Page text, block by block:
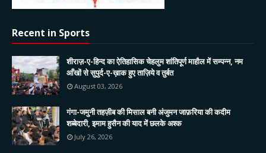
Recent in Sports
शीराज़-ए-हिन्द का ऐतिहासिक चेहलुम शांतिपूर्ण माहौल में सम्पन्न, नम
आँखों से सुपुर्द-ए-ख़ाक हुए ताज़िये व तुर्बत
August 03, 2026
गंगा-जमुनी तहज़ीब की मिसाल बनी अंजुमन जाफ़रिया की कदीम
शब्बेदारी, इमाम हुसैन की याद में छलके अश्क
July 26, 2026